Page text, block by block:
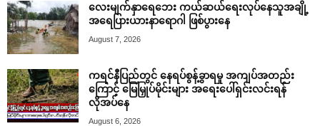
လေးမျက်နှာရေဘေး ကယ်ဆယ်ရေးလုပ်နေသူအချို့
အရေပြားယားနာရောဂါ ဖြစ်ပွားနေ
August 7, 2026
ကရင်နီပြည်တွင် နေရပ်စွန့်ခွာရမှု အကျပ်အတည်း
ကြောင့် မြေမြှုပ်မိုင်းများ အရေးပေါ်ရှင်းလင်းရန်
လိုအပ်နေ
August 6, 2026